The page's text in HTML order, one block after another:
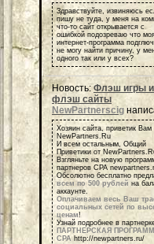
Здравствуйте, извиняюсь
пишу не туда, у меня на
что-то сайт открывается с
ошибкой подозреваю что
интернет-программа
не могу найти причину, у
одного так или у всех?
Новость: Флэш игры и
флэш сайты
NewPartnerscig
Хозяин сайта, приветик Вам
NewPartners.Ru
И всем остальным, Общий
Приветики от
Взгляньте на новую
партнеров СРА
Обсолютно бесплатно
всем по 500 рублей на
аккаунте.
Оплачиваем весь Ваш
социальных сетей по
ценам!
Узнай подробнее в
ПАРТНЕРСКАЯ
СРА http://newpartners.ru/